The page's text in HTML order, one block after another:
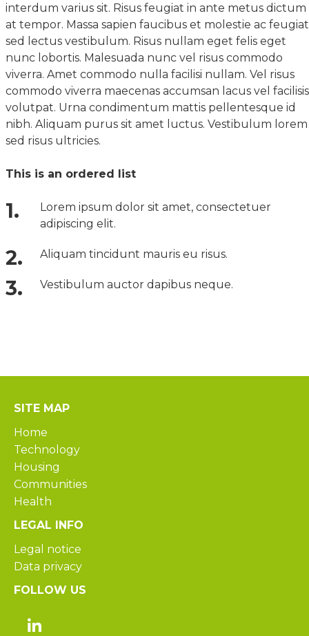
interdum varius sit. Risus feugiat in ante metus dictum
at tempor. Massa sapien faucibus et molestie ac feugiat
sed lectus vestibulum. Risus nullam eget felis eget
nunc lobortis. Malesuada nunc vel risus commodo
viverra. Amet commodo nulla facilisi nullam. Vel risus
commodo viverra maecenas accumsan lacus vel facilisis
volutpat. Urna condimentum mattis pellentesque id
nibh. Aliquam purus sit amet luctus. Vestibulum lorem
sed risus ultricies.
This is an ordered list
Lorem ipsum dolor sit amet, consectetuer
adipiscing elit.
Aliquam tincidunt mauris eu risus.
Vestibulum auctor dapibus neque.
SITE MAP
Home
Technology
Housing
Communities
Health
LEGAL INFO
Legal notice
Data privacy
FOLLOW US